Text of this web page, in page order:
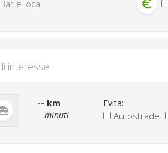
Bar e locali
-- km
-- minuti
Evita:
Autostrade